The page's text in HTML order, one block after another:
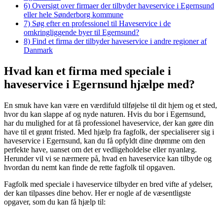
6) Oversigt over firmaer der tilbyder haveservice i Egernsund
eller hele Sønderborg kommune
7) Søg efter en professionel til Haveservice i de
omkringliggende byer til Egernsund?
8) Find et firma der tilbyder haveservice i andre regioner af
Danmark
Hvad kan et firma med speciale i
haveservice i Egernsund hjælpe med?
En smuk have kan være en værdifuld tilføjelse til dit hjem og et sted,
hvor du kan slappe af og nyde naturen. Hvis du bor i Egernsund,
har du mulighed for at få professionel haveservice, der kan gøre din
have til et grønt fristed. Med hjælp fra fagfolk, der specialiserer sig i
haveservice i Egernsund, kan du få opfyldt dine drømme om den
perfekte have, uanset om det er vedligeholdelse eller nyanlæg.
Herunder vil vi se nærmere på, hvad en haveservice kan tilbyde og
hvordan du nemt kan finde de rette fagfolk til opgaven.
Fagfolk med speciale i haveservice tilbyder en bred vifte af ydelser,
der kan tilpasses dine behov. Her er nogle af de væsentligste
opgaver, som du kan få hjælp til: